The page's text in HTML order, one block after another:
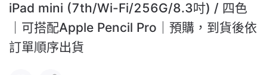
iPad mini (7th/Wi-Fi/256G/8.3吋) / 四色
｜可搭配Apple Pencil Pro｜預購，到貨後依
訂單順序出貨